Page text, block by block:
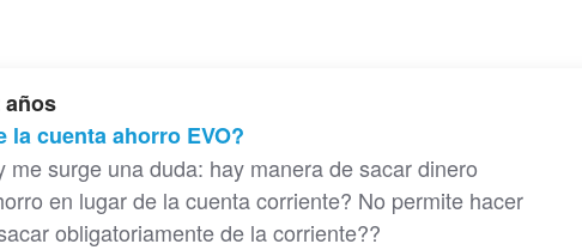
años
la cuenta ahorro EVO?
me surge una duda: hay manera de sacar dinero
en lugar de la cuenta corriente? No permite hacer
obligatoriamente de la corriente??